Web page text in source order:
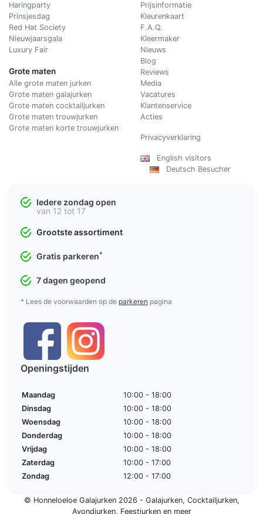
Haringparty
Prinsjesdag
Red Hat Society
Nieuwjaarsgala
Luxury Fair
Grote maten
Alle grote maten jurken
Grote maten galajurken
Grote maten cocktailjurken
Grote maten trouwjurken
Grote maten korte trouwjurken
Prijsinformatie
Kleurenkaart
F.A.Q.
Kleermaker
Nieuws
Blog
Reviews
Media
Vacatures
Klantenservice
Acties
Privacyverklaring
English visitors
Deutsch Besucher
Iedere zondag open
van 12 tot 17
Grootste assortiment
Gratis parkeren*
7 dagen geopend
* Lees de voorwaarden op de parkeren pagina
Openingstijden
Maandag
10:00 - 18:00
Dinsdag
10:00 - 18:00
Woensdag
10:00 - 18:00
Donderdag
10:00 - 18:00
Vrijdag
10:00 - 18:00
Zaterdag
10:00 - 17:00
Zondag
12:00 - 17:00
© Honneloeloe Galajurken 2026 - Galajurken, Cocktailjurken,
Avondjurken, Feestjurkenen meer